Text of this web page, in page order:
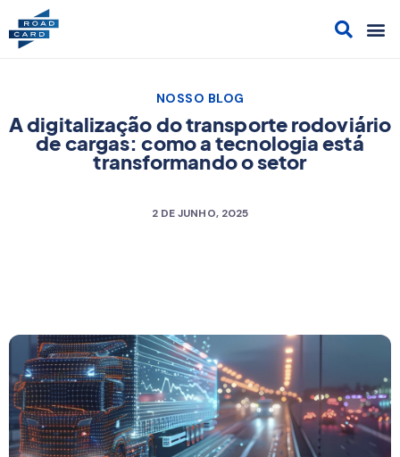
NOSSO BLOG
A digitalização do transporte rodoviário
de cargas: como a tecnologia está
transformando o setor
2 DE JUNHO, 2025